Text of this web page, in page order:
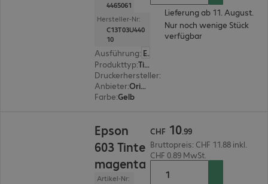
4465061
Hersteller-Nr:
C13T03U440
10
Ausführung:
Europäisch
Produkttyp:
Tinte
Druckerhersteller:
Anbieter:
Original
Farbe:Gelb
Lieferung ab 11. August.
Nur noch wenige Stück
verfügbar
Epson
603 Tinte
magenta
Artikel-Nr:
CHF 10.99
Bruttopreis: CHF 11.88 inkl.
CHF 0.89 MwSt.